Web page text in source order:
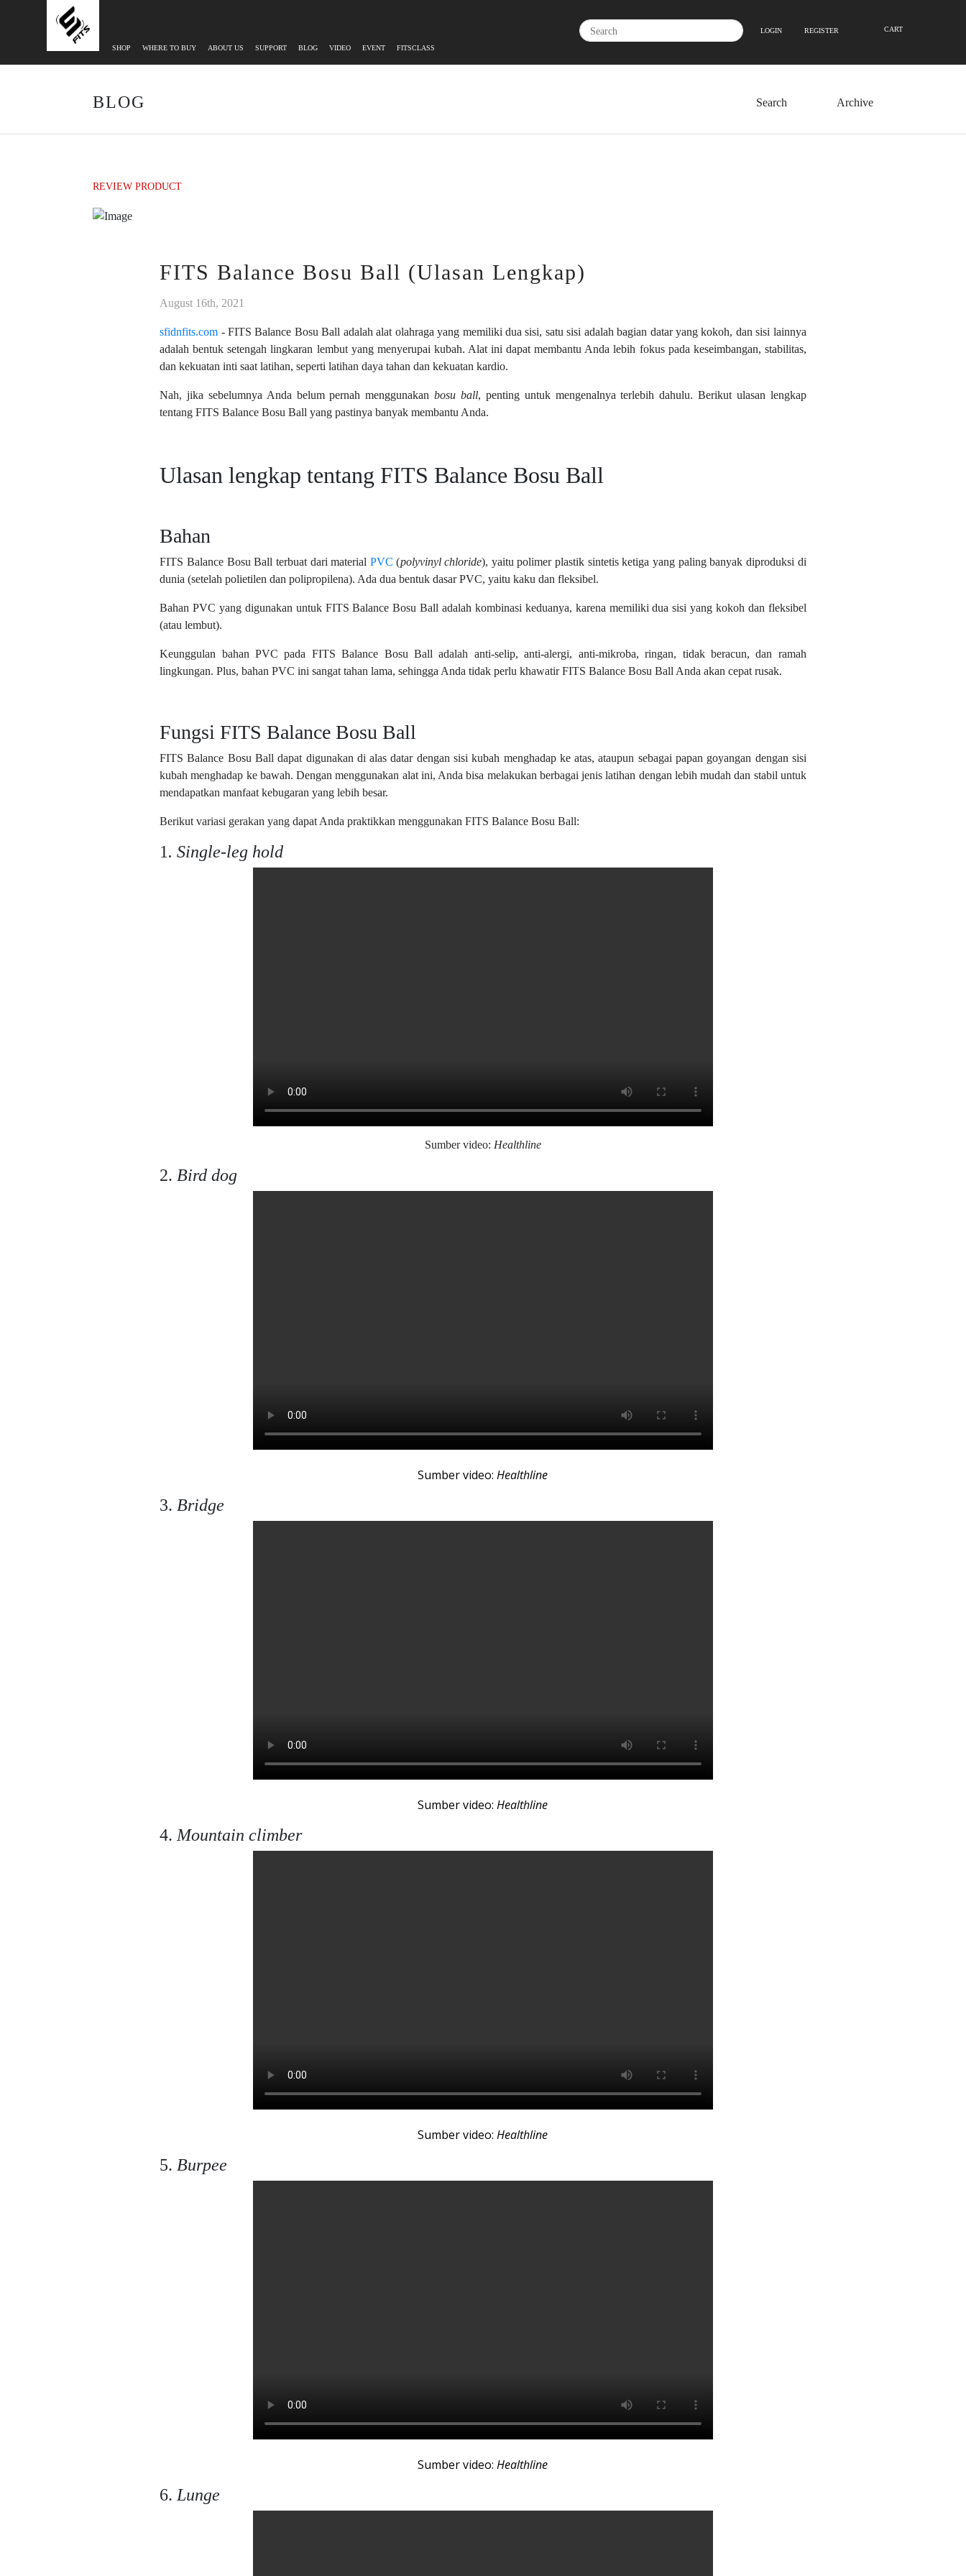
SHOP WHERE TO BUY ABOUT US SUPPORT BLOG VIDEO EVENT FITSCLASS
LOGIN REGISTER CART
BLOG Archive
REVIEW PRODUCT
FITS Balance Bosu Ball (Ulasan Lengkap)
August 16th, 2021
sfidnfits.com - FITS Balance Bosu Ball adalah alat olahraga yang memiliki dua sisi, satu sisi adalah bagian datar yang kokoh, dan sisi lainnya
adalah bentuk setengah lingkaran lembut yang menyerupai kubah. Alat ini dapat membantu Anda lebih fokus pada keseimbangan, stabilitas,
dan kekuatan inti saat latihan, seperti latihan daya tahan dan kekuatan kardio.
Nah, jika sebelumnya Anda belum pernah menggunakanbosu ball, penting untuk mengenalnya terlebih dahulu. Berikut ulasan lengkap
tentang FITS Balance Bosu Ball yang pastinya banyak membantu Anda.
Ulasan lengkap tentang FITS Balance Bosu Ball
Bahan
FITS Balance Bosu Ball terbuat dari material PVC (polyvinyl chloride), yaitu polimer plastik sintetis ketiga yang paling banyak diproduksi di
dunia (setelah polietilen dan polipropilena). Ada dua bentuk dasar PVC, yaitu kaku dan fleksibel.
Bahan PVC yang digunakan untuk FITS Balance Bosu Ball adalah kombinasi keduanya, karena memiliki dua sisi yang kokoh dan fleksibel
(atau lembut).
Keunggulan bahan PVC pada FITS Balance Bosu Ball adalah anti-selip, anti-alergi, anti-mikroba, ringan, tidak beracun, dan ramah
lingkungan. Plus, bahan PVC ini sangat tahan lama, sehingga Anda tidak perlu khawatir FITS Balance Bosu Ball Anda akan cepat rusak.
Fungsi FITS Balance Bosu Ball
FITS Balance Bosu Ball dapat digunakan di alas datar dengan sisi kubah menghadap ke atas, ataupun sebagai papan goyangan dengan sisi
kubah menghadap ke bawah. Dengan menggunakan alat ini, Anda bisa melakukan berbagai jenis latihan dengan lebih mudah dan stabil untuk
mendapatkan manfaat kebugaran yang lebih besar.
Berikut variasi gerakan yang dapat Anda praktikkan menggunakan FITS Balance Bosu Ball:
1. Single-leg hold
Sumber video: Healthline
2.Bird dog
Sumber video:Healthline
3.Bridge
Sumber video:Healthline
4.Mountain climber
Sumber video:Healthline
5.Burpee
Sumber video:Healthline
6.Lunge